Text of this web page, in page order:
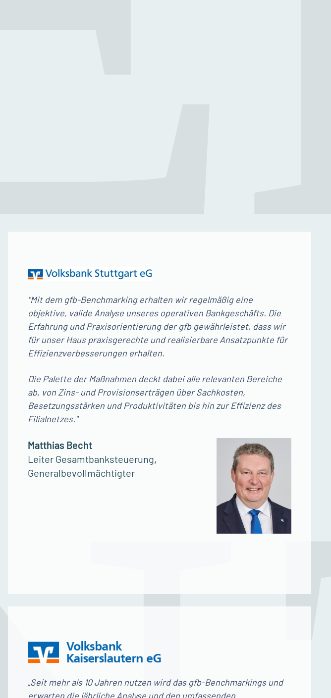
"Mit dem gfb-Benchmarking erhalten wir regelmäßig eine
objektive, valide Analyse unseres operativen Bankgeschäfts. Die
Erfahrung und Praxisorientierung der gfb gewährleistet, dass wir
für unser Haus praxisgerechte und realisierbare Ansatzpunkte für
Effizienzverbesserungen erhalten.
Die Palette der Maßnahmen deckt dabei alle relevanten Bereiche
ab, von Zins- und Provisionserträgen über Sachkosten,
Besetzungsstärken und Produktivitäten bis hin zur Effizienz des
Filialnetzes."
Matthias Becht
Leiter Gesamtbanksteuerung,
Generalbevollmächtigter
„Seit mehr als 10 Jahren nutzen wird das gfb-Benchmarkings und
erwarten die jährliche Analyse und den umfassenden